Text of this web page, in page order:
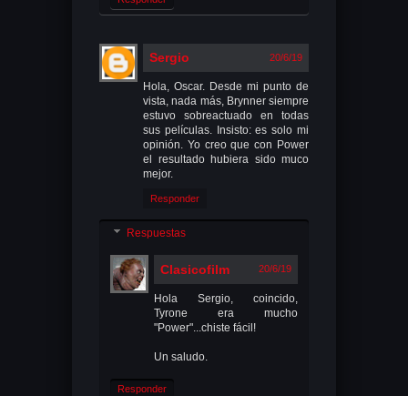
Sergio 20/6/19
Hola, Oscar. Desde mi punto de
vista, nada más, Brynner siempre
estuvo sobreactuado en todas
sus películas. Insisto: es solo mi
opinión. Yo creo que con Power
el resultado hubiera sido muco
mejor.
Responder
Respuestas
Clasicofilm 20/6/19
Hola Sergio, coincido,
Tyrone era mucho
"Power"...chiste fácil!
Un saludo.
Responder